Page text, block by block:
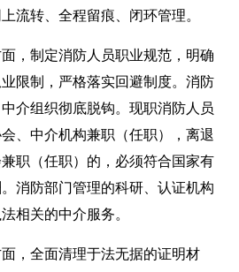
流转、全程留痕、闭环管理。
，制定消防人员职业规范，明确
限制，严格落实回避制度。消防
介组织彻底脱钩。现职消防人员
、中介机构兼职（任职），离退
职（任职）的，必须符合国家有
消防部门管理的科研、认证机构
相关的中介服务。
，全面清理于法无据的证明材